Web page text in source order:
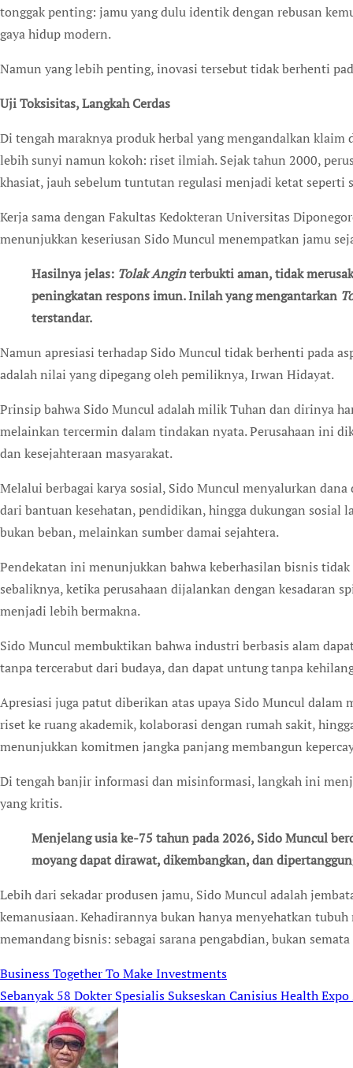
tonggak penting: jamu yang dulu identik dengan rebusan
gaya hidup modern.
Namun yang lebih penting, inovasi tersebut tidak berhenti
Uji Toksisitas, Langkah Cerdas
Di tengah maraknya produk herbal yang mengandalkan
lebih sunyi namun kokoh: riset ilmiah. Sejak tahun 2000,
khasiat, jauh sebelum tuntutan regulasi menjadi ketat seperti
Kerja sama dengan Fakultas Kedokteran Universitas
menunjukkan keseriusan Sido Muncul menempatkan jamu
Hasilnya jelas: Tolak Anginterbukti aman, tidak
peningkatan respons imun. Inilah yang mengantarkan
terstandar.
Namun apresiasi terhadap Sido Muncul tidak berhenti pada
adalah nilai yang dipegang oleh pemiliknya, Irwan Hidayat.
Prinsip bahwa Sido Muncul adalah milik Tuhan dan dirinya
melainkan tercermin dalam tindakan nyata. Perusahaan ini
dan kesejahteraan masyarakat.
Melalui berbagai karya sosial, Sido Muncul menyalurkan
dari bantuan kesehatan, pendidikan, hingga dukungan
bukan beban, melainkan sumber damai sejahtera.
Pendekatan ini menunjukkan bahwa keberhasilan bisnis
sebaliknya, ketika perusahaan dijalankan dengan kesadaran
menjadi lebih bermakna.
Sido Muncul membuktikan bahwa industri berbasis alam
tanpa tercerabut dari budaya, dan dapat untung tanpa
Apresiasi juga patut diberikan atas upaya Sido Muncul dalam
riset ke ruang akademik, kolaborasi dengan rumah sakit,
menunjukkan komitmen jangka panjang membangun
Di tengah banjir informasi dan misinformasi, langkah ini
yang kritis.
Menjelang usia ke-75 tahun pada 2026, Sido Muncul berdiri sebagai contoh bahwa warisan nenek
moyang dapat dirawat, dikembangkan, dan
Lebih dari sekadar produsen jamu, Sido Muncul adalah
kemanusiaan. Kehadirannya bukan hanya menyehatkan
memandang bisnis: sebagai sarana pengabdian, bukan
Post
navigation
Business Together To Make Investments
Sebanyak 58 Dokter Spesialis Sukseskan Canisius Health